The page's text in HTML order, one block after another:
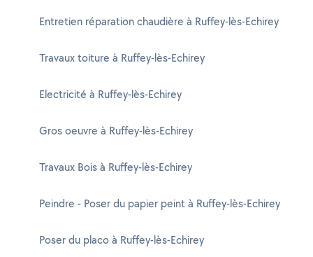
Entretien réparation chaudière à Ruffey-lès-Echirey
Travaux toiture à Ruffey-lès-Echirey
Electricité à Ruffey-lès-Echirey
Gros oeuvre à Ruffey-lès-Echirey
Travaux Bois à Ruffey-lès-Echirey
Peindre - Poser du papier peint à Ruffey-lès-Echirey
Poser du placo à Ruffey-lès-Echirey